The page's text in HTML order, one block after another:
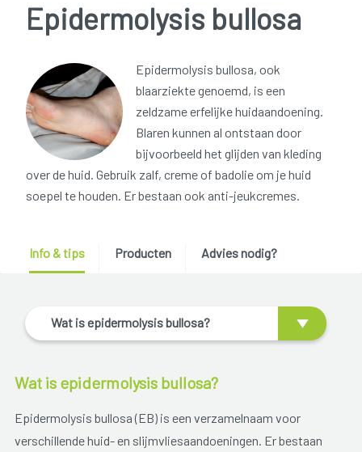
Epidermolysis bullosa
Epidermolysis bullosa, ook
blaarziekte genoemd, is een
zeldzame erfelijke huidaandoening.
Blaren kunnen al ontstaan door
bijvoorbeeld het glijden van kleding
over de huid. Gebruik zalf, creme of badolie om je huid
soepel te houden. Er bestaan ook anti-jeukcremes.
Info & tips Producten Advies nodig?
Wat is epidermolysis bullosa?
Wat is epidermolysis bullosa?
Epidermolysis bullosa (EB) is een verzamelnaam voor
verschillende huid- en slijmvliesaandoeningen. Er bestaan